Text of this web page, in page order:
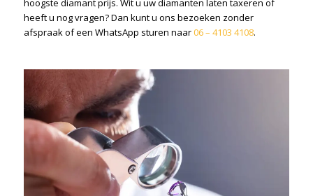
hoogste diamant prijs. Wit u uw diamanten laten taxeren of
heeft u nog vragen? Dan kunt u ons bezoeken zonder
afspraak of een WhatsApp sturen naar06 – 4103 4108.